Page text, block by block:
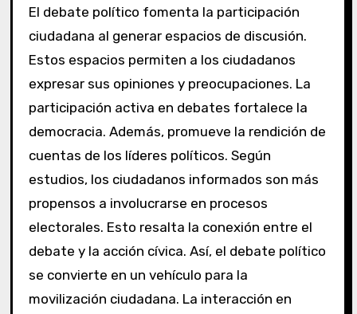
El debate político fomenta la participación
ciudadana al generar espacios de discusión.
Estos espacios permiten a los ciudadanos
expresar sus opiniones y preocupaciones. La
participación activa en debates fortalece la
democracia. Además, promueve la rendición de
cuentas de los líderes políticos. Según
estudios, los ciudadanos informados son más
propensos a involucrarse en procesos
electorales. Esto resalta la conexión entre el
debate y la acción cívica. Así, el debate político
se convierte en un vehículo para la
movilización ciudadana. La interacción en